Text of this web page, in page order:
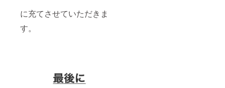
に充てさせていただきま
す。